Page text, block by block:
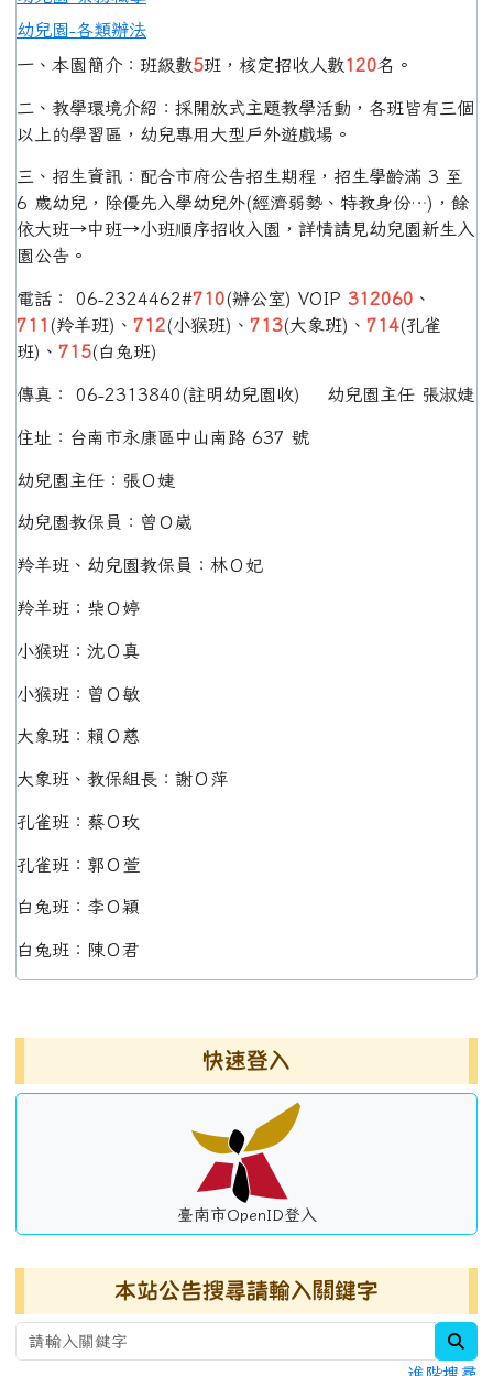
幼兒園-各類辦法
一、本園簡介：班級數5班，核定招收人數120名。
二、教學環境介紹：採開放式主題教學活動，各班皆有三個
以上的學習區，幼兒專用大型戶外遊戲場。
三、招生資訊：配合市府公告招生期程，招生學齡滿 3 至
6 歲幼兒，除優先入學幼兒外(經濟弱勢、特教身份…)，餘
依大班→中班→小班順序招收入園，詳情請見幼兒園新生入
園公告。
電話： 06-2324462#710(辦公室) VOIP 312060 、
711 (羚羊班)、 712(小猴班)、 713(大象班)、 714(孔雀
班)、 715(白兔班)
傳真： 06-2313840(註明幼兒園收) 幼兒園主任 張淑婕
住址：台南市永康區中山南路 637 號
幼兒園主任：張Ｏ婕
幼兒園教保員：曾Ｏ崴
羚羊班、幼兒園教保員：林Ｏ妃
羚羊班：柴Ｏ婷
小猴班：沈Ｏ真
小猴班：曾Ｏ敏
大象班：賴Ｏ慈
大象班、教保組長：謝Ｏ萍
孔雀班：蔡Ｏ玫
孔雀班：郭Ｏ萱
白兔班：李Ｏ穎
白兔班：陳Ｏ君
快速登入
臺南市OpenID登入
本站公告搜尋請輸入關鍵字